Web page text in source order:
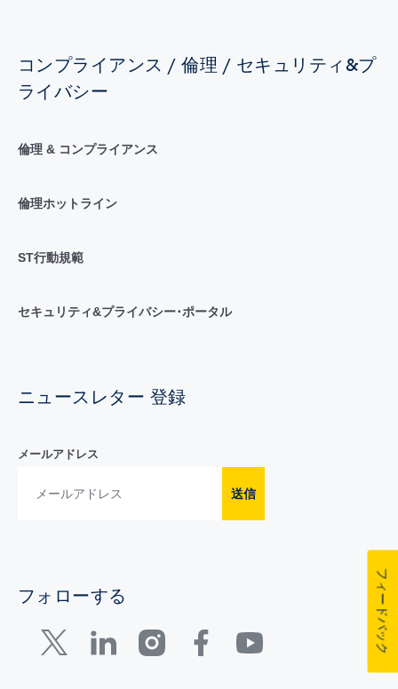
コンプライアンス / 倫理 / セキュリティ&プ
ライバシー
倫理 & コンプライアンス
倫理ホットライン
ST行動規範
セキュリティ&プライバシー･ポータル
ニュースレター 登録
メールアドレス
送信
フォローする フィードバック